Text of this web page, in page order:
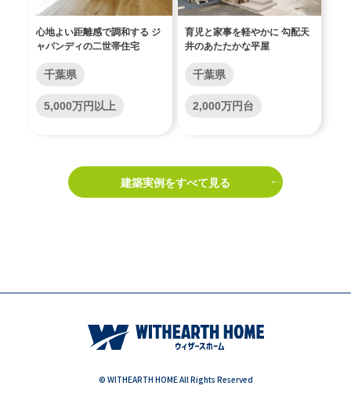
心地よい距離感で調和する ジ
ャパンディの二世帯住宅
千葉県
5,000万円以上
育児と家事を軽やかに 勾配天
井のあたたかな平屋
千葉県
2,000万円台
建築実例をすべて見る
© WITHEARTH HOME All Rights Reserved